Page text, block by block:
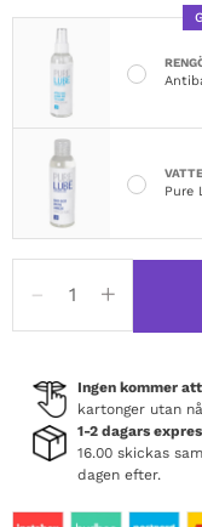
Pure
Spinel
mängd
Ingen kommer
kartonger utan
1-2 dagars
16.00 skickas
dagen efter.